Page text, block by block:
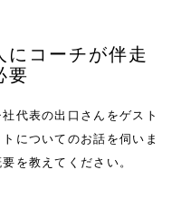
にコーチが伴走
要
代表の出口さんをゲスト
についてのお話を伺いま
を教えてください。